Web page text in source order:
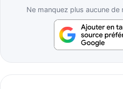
Ne manquez plus aucune de